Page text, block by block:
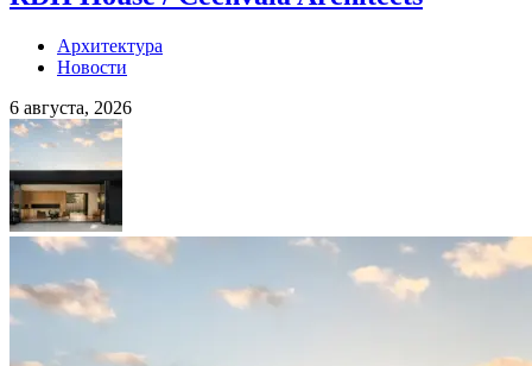
Архитектура
Новости
6 августа, 2026